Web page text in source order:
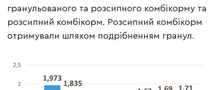
гранульованого та розсипного комбікорму та
розсипний комбікорм. Розсипний комбікорм
отримували шляхом подрібненням гранул.